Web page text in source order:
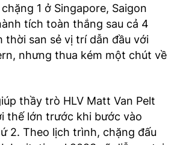
1 ở Singapore, Saigon
tích toàn thắng sau cả 4
thời san sẻ vị trí dẫn đầu với
nhưng thua kém một chút về
thầy trò HLV Matt Van Pelt
thế lớn trước khi bước vào
2. Theo lịch trình, chặng đấu